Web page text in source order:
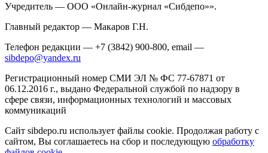
Учредитель — ООО «Онлайн-журнал «Сибдепо»».
Главный редактор — Макаров Г.Н.
Телефон редакции — +7 (3842) 900-800, email —
sibdepo@yandex.ru
Регистрационный номер СМИ ЭЛ № ФС 77-67871 от
06.12.2016 г., выдано Федеральной службой по надзору в
сфере связи, информационных технологий и массовых
коммуникаций
Сайт sibdepo.ru использует файлы cookie. Продолжая работу с
сайтом, Вы соглашаетесь на сбор и последующую обработку